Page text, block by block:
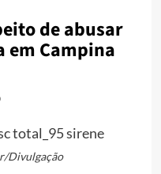
de abusar
em Campina
Divulgação